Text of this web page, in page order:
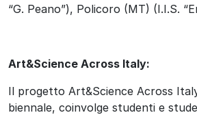
“G. Peano”), Policoro (MT) (I.I.S.
Art&Science Across Italy:
Il progetto Art&Science Across
biennale, coinvolge studenti e